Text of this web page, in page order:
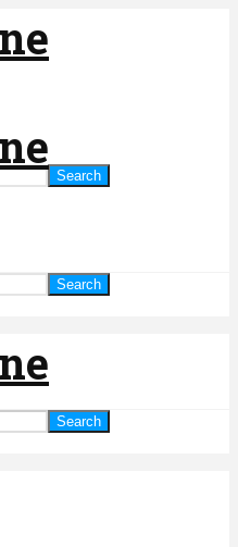
Search
Search
Search